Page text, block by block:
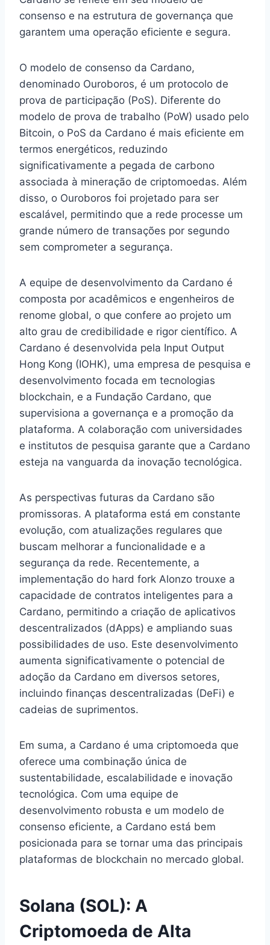
consenso e na estrutura de governança que
garantem uma operação eficiente e segura.
O modelo de consenso da Cardano,
denominado Ouroboros, é um protocolo de
prova de participação (PoS). Diferente do
modelo de prova de trabalho (PoW) usado pelo
Bitcoin, o PoS da Cardano é mais eficiente em
termos energéticos, reduzindo
significativamente a pegada de carbono
associada à mineração de criptomoedas. Além
disso, o Ouroboros foi projetado para ser
escalável, permitindo que a rede processe um
grande número de transações por segundo
sem comprometer a segurança.
A equipe de desenvolvimento da Cardano é
composta por acadêmicos e engenheiros de
renome global, o que confere ao projeto um
alto grau de credibilidade e rigor científico. A
Cardano é desenvolvida pela Input Output
Hong Kong (IOHK), uma empresa de pesquisa e
desenvolvimento focada em tecnologias
blockchain, e a Fundação Cardano, que
supervisiona a governança e a promoção da
plataforma. A colaboração com universidades
e institutos de pesquisa garante que a Cardano
esteja na vanguarda da inovação tecnológica.
As perspectivas futuras da Cardano são
promissoras. A plataforma está em constante
evolução, com atualizações regulares que
buscam melhorar a funcionalidade e a
segurança da rede. Recentemente, a
implementação do hard fork Alonzo trouxe a
capacidade de contratos inteligentes para a
Cardano, permitindo a criação de aplicativos
descentralizados (dApps) e ampliando suas
possibilidades de uso. Este desenvolvimento
aumenta significativamente o potencial de
adoção da Cardano em diversos setores,
incluindo finanças descentralizadas (DeFi) e
cadeias de suprimentos.
Em suma, a Cardano é uma criptomoeda que
oferece uma combinação única de
sustentabilidade, escalabilidade e inovação
tecnológica. Com uma equipe de
desenvolvimento robusta e um modelo de
consenso eficiente, a Cardano está bem
posicionada para se tornar uma das principais
plataformas de blockchain no mercado global.
Solana (SOL): A
Criptomoeda de Alta